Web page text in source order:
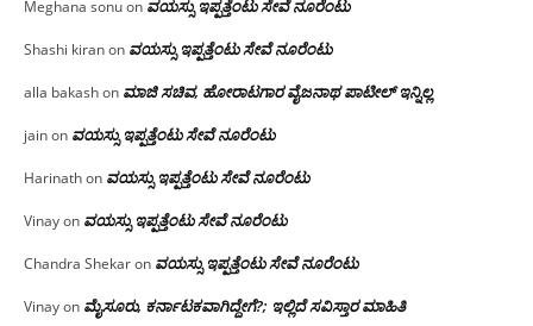
Meghana sonuon ವಯಸ್ಸು ಇಪ್ಪತ್ತೆಂಟು ಸೇವೆ ನೂರೆಂಟು
Shashi kiranon ವಯಸ್ಸು ಇಪ್ಪತ್ತೆಂಟು ಸೇವೆ ನೂರೆಂಟು
alla bakashon ಮಾಜಿ ಸಚಿವ, ಹೋರಾಟಗಾರ ವೈಜನಾಥ ಪಾಟೀಲ್ ಇನ್ನಿಲ್ಲ
jainon ವಯಸ್ಸು ಇಪ್ಪತ್ತೆಂಟು ಸೇವೆ ನೂರೆಂಟು
Harinathon ವಯಸ್ಸು ಇಪ್ಪತ್ತೆಂಟು ಸೇವೆ ನೂರೆಂಟು
Vinayon ವಯಸ್ಸು ಇಪ್ಪತ್ತೆಂಟು ಸೇವೆ ನೂರೆಂಟು
Chandra Shekaron ವಯಸ್ಸು ಇಪ್ಪತ್ತೆಂಟು ಸೇವೆ ನೂರೆಂಟು
Vinayon ಮೈಸೂರು, ಕರ್ನಾಟಕವಾಗಿದ್ದೇಗೆ?; ಇಲ್ಲಿದೆ ಸವಿಸ್ತಾರ ಮಾಹಿತಿ